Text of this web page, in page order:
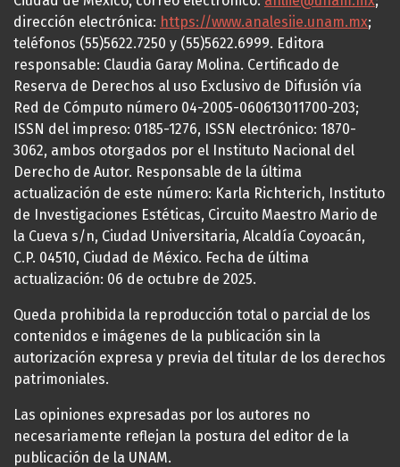
dirección electrónica: https://www.analesiie.unam.mx;
teléfonos (55)5622.7250 y (55)5622.6999. Editora
responsable: Claudia Garay Molina. Certificado de
Reserva de Derechos al uso Exclusivo de Difusión vía
Red de Cómputo número 04-2005-060613011700-203;
ISSN del impreso: 0185-1276, ISSN electrónico: 1870-
3062, ambos otorgados por el Instituto Nacional del
Derecho de Autor. Responsable de la última
actualización de este número: Karla Richterich, Instituto
de Investigaciones Estéticas, Circuito Maestro Mario de
la Cueva s/n, Ciudad Universitaria, Alcaldía Coyoacán,
C.P. 04510, Ciudad de México. Fecha de última
actualización: 06 de octubre de 2025.
Queda prohibida la reproducción total o parcial de los
contenidos e imágenes de la publicación sin la
autorización expresa y previa del titular de los derechos
patrimoniales.
Las opiniones expresadas por los autores no
necesariamente reflejan la postura del editor de la
publicación de la UNAM.